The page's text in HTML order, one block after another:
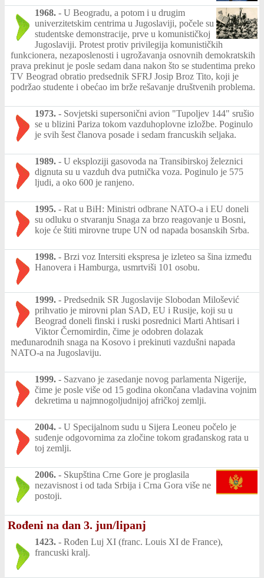
1968. - U Beogradu, a potom i u drugim
univerzitetskim centrima u Jugoslaviji, počele su
studentske demonstracije, prve u komunističkoj
Jugoslaviji. Protest protiv privilegija komunističkih
funkcionera, nezaposlenosti i ugrožavanja osnovnih demokratskih
prava prekinut je posle sedam dana nakon što se studentima preko
TV Beograd obratio predsednik SFRJ Josip Broz Tito, koji je
podržao studente i obećao im brže rešavanje društvenih problema.
1973. - Sovjetski supersonični avion "Tupoljev 144" srušio
se u blizini Pariza tokom vazduhoplovne izložbe. Poginulo
je svih šest članova posade i sedam francuskih seljaka.
1989. - U eksploziji gasovoda na Transibirskoj železnici
dignuta su u vazduh dva putnička voza. Poginulo je 575
ljudi, a oko 600 je ranjeno.
1995. - Rat u BiH: Ministri odbrane NATO-a i EU doneli
su odluku o stvaranju Snaga za brzo reagovanje u Bosni,
koje će štiti mirovne trupe UN od napada bosanskih Srba.
1998. - Brzi voz Intersiti ekspresa je izleteo sa šina između
Hanovera i Hamburga, usmrtviši 101 osobu.
1999. - Predsednik SR Jugoslavije Slobodan Milošević
prihvatio je mirovni plan SAD, EU i Rusije, koji su u
Beograd doneli finski i ruski posrednici Marti Ahtisari i
Viktor Černomirdin, čime je odobren dolazak
međunarodnih snaga na Kosovo i prekinuti vazdušni napada
NATO-a na Jugoslaviju.
1999. - Sazvano je zasedanje novog parlamenta Nigerije,
čime je posle više od 15 godina okončana vladavina vojnim
dekretima u najmnogoljudnijoj afričkoj zemlji.
2004. - U Specijalnom sudu u Sijera Leoneu počelo je
suđenje odgovornima za zločine tokom građanskog rata u
toj zemlji.
2006. - Skupština Crne Gore je proglasila
nezavisnost i od tada Srbija i Crna Gora više ne
postoji.
Rođeni na dan 3. jun/lipanj
1423. - Rođen Luj XI (franc. Louis XI de France),
francuski kralj.